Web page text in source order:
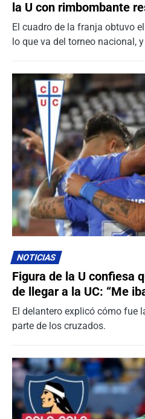
la U con rimbombante
El cuadro de la franja obtuvo
lo que va del torneo nacional,
NOTICIAS
Figura de la U confiesa
de llegar a la UC: “Me
El delantero explicó cómo fue
parte de los cruzados.